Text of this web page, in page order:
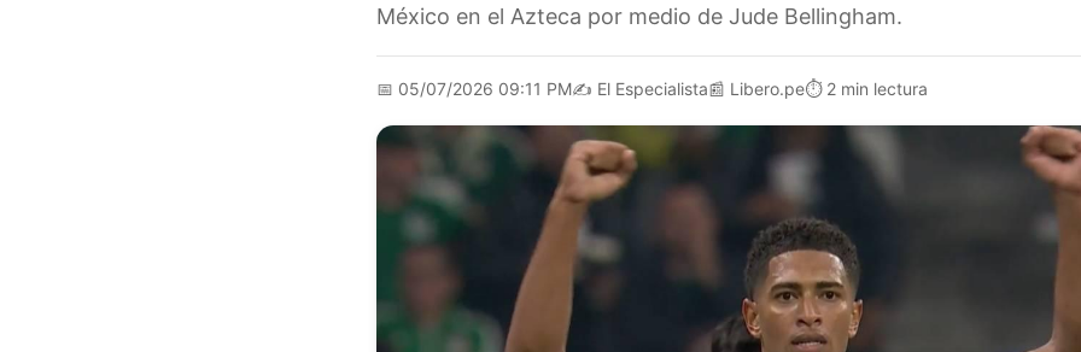
México en el Azteca por medio de Jude Bellingham.
📅 05/07/2026 09:11 PM✍️ El Especialista📰 Libero.pe⏱️ 2 min lectura